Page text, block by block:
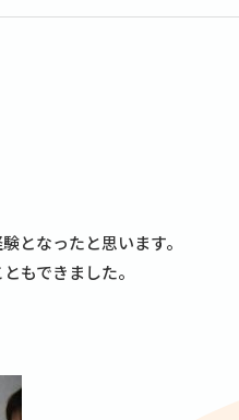
となったと思います。
もできました。